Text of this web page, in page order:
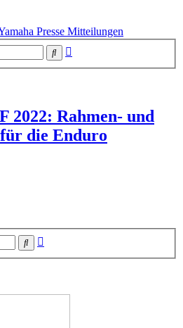
Presse Mitteilungen
Suche
2022: Rahmen- und
die Enduro
Suche